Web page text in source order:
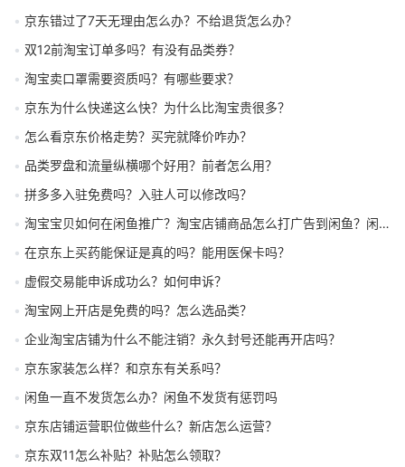
京东错过了7天无理由怎么办？不给退货怎么办？
双12前淘宝订单多吗？有没有品类券？
淘宝卖口罩需要资质吗？有哪些要求？
京东为什么快递这么快？为什么比淘宝贵很多？
怎么看京东价格走势？买完就降价咋办？
品类罗盘和流量纵横哪个好用？前者怎么用？
拼多多入驻免费吗？入驻人可以修改吗？
淘宝宝贝如何在闲鱼推广？淘宝店铺商品怎么打广告到闲鱼？闲鱼怎么关联淘宝店铺？
在京东上买药能保证是真的吗？能用医保卡吗？
虚假交易能申诉成功么？如何申诉？
淘宝网上开店是免费的吗？怎么选品类？
企业淘宝店铺为什么不能注销？永久封号还能再开店吗？
京东家装怎么样？和京东有关系吗？
闲鱼一直不发货怎么办？闲鱼不发货有惩罚吗
京东店铺运营职位做些什么？新店怎么运营？
京东双11怎么补贴？补贴怎么领取？